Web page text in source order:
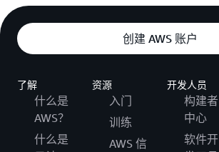
创建 AWS 账户
了解
什么是
AWS？
什么是
资源
入门
训练
AWS 信
开发人员
构建者
中心
软件开